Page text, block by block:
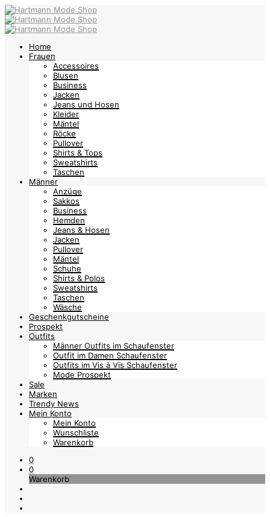
Home
Frauen
Accessoires
Blusen
Business
Jacken
Jeans und Hosen
Kleider
Mäntel
Röcke
Pullover
Shirts & Tops
Sweatshirts
Taschen
Männer
Anzüge
Sakkos
Business
Hemden
Jeans & Hosen
Jacken
Pullover
Mäntel
Schuhe
Shirts & Polos
Sweatshirts
Taschen
Wäsche
Geschenkgutscheine
Prospekt
Outfits
Männer Outfits im Schaufenster
Outfit im Damen Schaufenster
Outfits im Vis à Vis Schaufenster
Mode Prospekt
Sale
Marken
Trendy News
Mein Konto
Mein Konto
Wunschliste
Warenkorb
0
0
Warenkorb